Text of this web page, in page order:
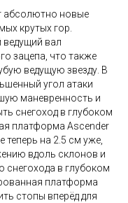
абсолютно новые
крутых гор.
вал
зацепа, что также
ведущую звезду. В
угол атаки
маневренность и
снегоход в глубоком
платформа Ascender
на 2.5 см уже,
вдоль склонов и
снегохода в глубоком
платформа
стопы вперёд для